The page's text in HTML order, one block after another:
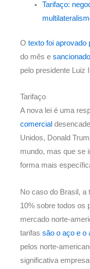
Tarifaço:
O texto foi aprovado
do mês e
pelo presidente Luiz
Tarifaço
A nova lei é uma
comercial
Unidos, Donald
mundo, mas que se
forma mais
No caso do Brasil, a
10% sobre todos os
mercado norte-
tarifas são o aço e o
pelos norte-
significativa